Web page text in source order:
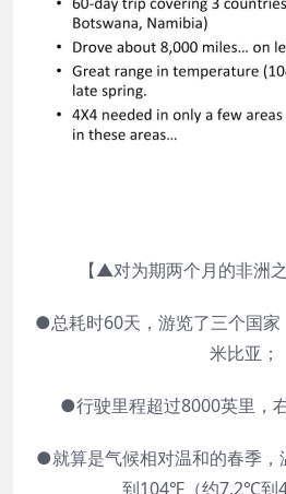
【▲对为期两个月的非洲
●总耗时60天，游览了三个国家
米比亚；
●行驶里程超过8000英里，
●就算是气候相对温和的春季
到104℉（约7.2℃到